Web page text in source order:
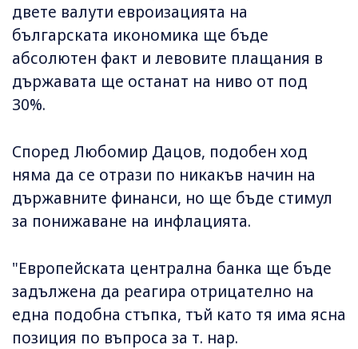
двете валути евроизацията на
българската икономика ще бъде
абсолютен факт и левовите плащания в
държавата ще останат на ниво от под
30%.
Според Любомир Дацов, подобен ход
няма да се отрази по никакъв начин на
държавните финанси, но ще бъде стимул
за понижаване на инфлацията.
"Европейската централна банка ще бъде
задължена да реагира отрицателно на
една подобна стъпка, тъй като тя има ясна
позиция по въпроса за т. нар.